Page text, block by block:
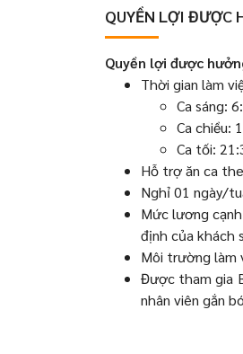
QUYỀN LỢI ĐƯỢC
Quyền lợi được
Thời gian làm
Ca sáng:
Ca chiều:
Ca tối:
Hỗ trợ ăn ca
Nghỉ 01 ngày/
Mức lương
định của khách
Môi trường làm
Được tham gia
nhân viên gắn